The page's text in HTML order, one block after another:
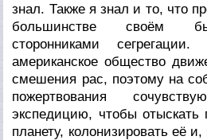
знал. Также я знал и то, что
большинстве своём
сторонниками
американское общество
смешения рас, поэтому на
пожертвования
экспедицию, чтобы
планету, колонизировать её